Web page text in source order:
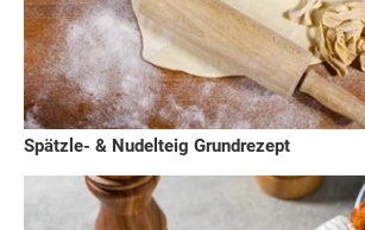
Spätzle- & Nudelteig Grundrezept